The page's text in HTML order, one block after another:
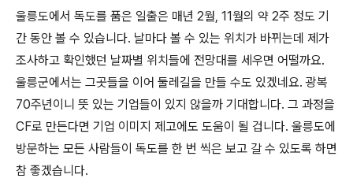
울릉도에서 독도를 품은 일출은 매년 2월, 11월의 약 2주 정도 기
간 동안 볼 수 있습니다. 날마다 볼 수 있는 위치가 바뀌는데 제가
조사하고 확인했던 날짜별 위치들에 전망대를 세우면 어떨까요.
울릉군에서는 그곳들을 이어 둘레길을 만들 수도 있겠네요. 광복
70주년이니 뜻 있는 기업들이 있지 않을까 기대합니다. 그 과정을
CF로 만든다면 기업 이미지 제고에도 도움이 될 겁니다. 울릉도에
방문하는 모든 사람들이 독도를 한 번 씩은 보고 갈 수 있도록 하면
참 좋겠습니다.